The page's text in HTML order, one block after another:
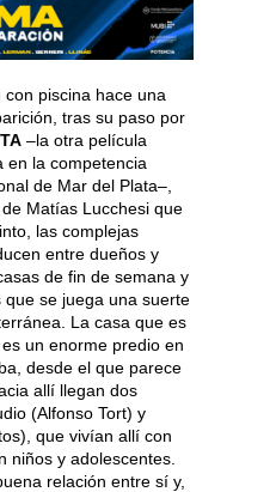
con piscina hace una
tras su paso por
–la otra película
en la competencia
de Mar del Plata–,
de Matías Lucchesi que
las complejas
entre dueños y
de fin de semana y
se juega una suerte
La casa que es
un enorme predio en
desde el que parece
allí llegan dos
(Alfonso Tort) y
que vivían allí con
niños y adolescentes.
relación entre sí y,